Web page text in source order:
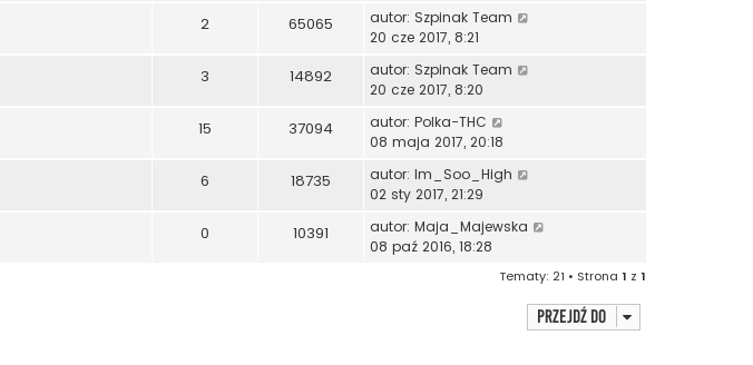
2 65065 autor: Szpinak Team
20 cze 2017, 8:21
3 14892 autor: Szpinak Team
20 cze 2017, 8:20
15 37094 autor: Polka-THC
08 maja 2017, 20:18
6 18735 autor: Im_Soo_High
02 sty 2017, 21:29
0 10391 autor: Maja_Majewska
08 paź 2016, 18:28
Tematy: 21 • Strona 1 z 1
Przejdź do